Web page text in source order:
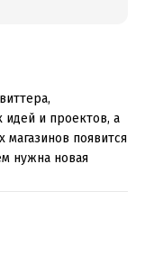
идей и проектов, а
появится
нужна новая